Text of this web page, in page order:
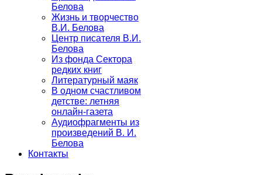
Белова
Жизнь и творчество
В.И. Белова
Центр писателя В.И.
Белова
Из фонда Сектора
редких книг
Литературный маяк
В одном счастливом
детстве: летняя
онлайн-газета
Аудиофрагменты из
произведений В. И.
Белова
Контакты